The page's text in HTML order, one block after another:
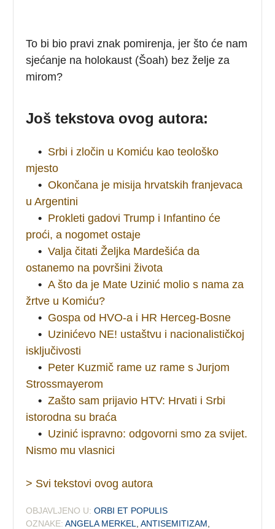
To bi bio pravi znak pomirenja, jer što će nam
sjećanje na holokaust (Šoah) bez želje za
mirom?
Još tekstova ovog autora:
• Srbi i zločin u Komiću kao teološko
mjesto
• Okončana je misija hrvatskih franjevaca
u Argentini
• Prokleti gadovi Trump i Infantino će
proći, a nogomet ostaje
• Valja čitati Željka Mardešića da
ostanemo na površini života
• A što da je Mate Uzinić molio s nama za
žrtve u Komiću?
• Gospa od HVO-a i HR Herceg-Bosne
• Uzinićevo NE! ustaštvu i nacionalističkoj
isključivosti
• Peter Kuzmič rame uz rame s Jurjom
Strossmayerom
• Zašto sam prijavio HTV: Hrvati i Srbi
istorodna su braća
• Uzinić ispravno: odgovorni smo za svijet.
Nismo mu vlasnici
> Svi tekstovi ovog autora
OBJAVLJENO U: ORBI ET POPULIS
OZNAKE: ANGELA MERKEL ,ANTISEMITIZAM